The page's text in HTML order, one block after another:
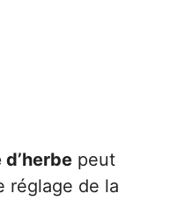
peut
réglage de la